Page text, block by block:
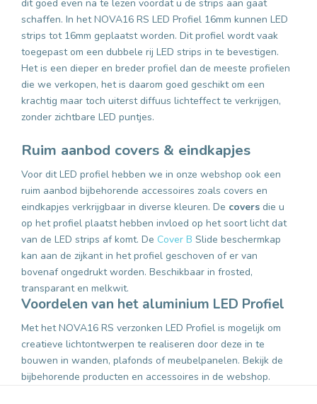
dit goed even na te lezen voordat u de strips aan gaat
schaffen. In het NOVA16 RS LED Profiel 16mm kunnen LED
strips tot 16mm geplaatst worden. Dit profiel wordt vaak
toegepast om een dubbele rij LED strips in te bevestigen.
Het is een dieper en breder profiel dan de meeste profielen
die we verkopen, het is daarom goed geschikt om een
krachtig maar toch uiterst diffuus lichteffect te verkrijgen,
zonder zichtbare LED puntjes.
Ruim aanbod covers & eindkapjes
Voor dit LED profiel hebben we in onze webshop ook een
ruim aanbod bijbehorende accessoires zoals covers en
eindkapjes verkrijgbaar in diverse kleuren. De covers die u
op het profiel plaatst hebben invloed op het soort licht dat
van de LED strips af komt. De Cover B Slide beschermkap
kan aan de zijkant in het profiel geschoven of er van
bovenaf ongedrukt worden. Beschikbaar in frosted,
transparant en melkwit.
Voordelen van het aluminium LED Profiel
Met het NOVA16 RS verzonken LED Profiel is mogelijk om
creatieve lichtontwerpen te realiseren door deze in te
bouwen in wanden, plafonds of meubelpanelen. Bekijk de
bijbehorende producten en accessoires in de webshop.